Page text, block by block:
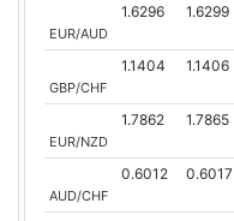
EUR/AUD
1.6296 1.6299
GBP/CHF
1.1404 1.1406
EUR/NZD
1.7862 1.7865
AUD/CHF
0.6012 0.6017